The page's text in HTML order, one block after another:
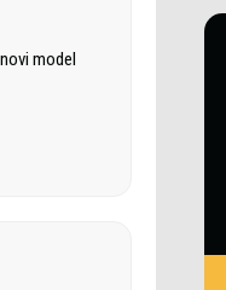
model